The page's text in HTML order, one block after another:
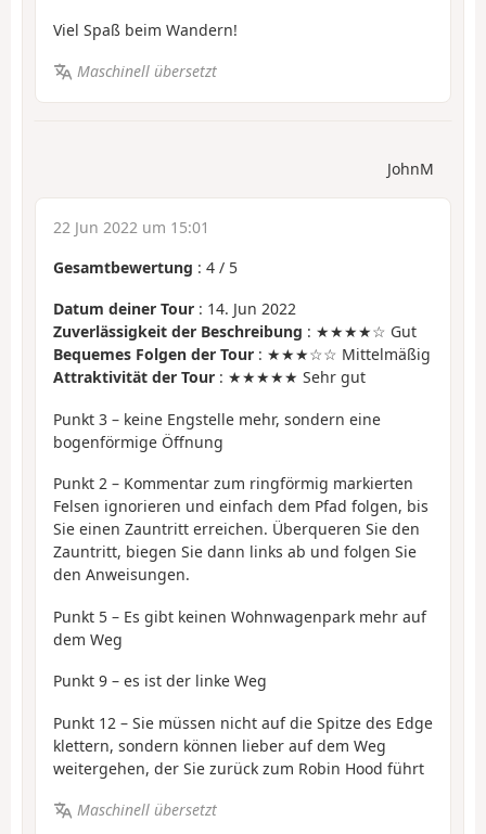
Viel Spaß beim Wandern!
Maschinell übersetzt
JohnM
22 Jun 2022 um 15:01
Gesamtbewertung : 4 / 5
Datum deiner Tour : 14. Jun 2022
Zuverlässigkeit der Beschreibung : ★★★★☆ Gut
Bequemes Folgen der Tour : ★★★☆☆ Mittelmäßig
Attraktivität der Tour : ★★★★★ Sehr gut
Punkt 3 – keine Engstelle mehr, sondern eine
bogenförmige Öffnung
Punkt 2 – Kommentar zum ringförmig markierten
Felsen ignorieren und einfach dem Pfad folgen, bis
Sie einen Zauntritt erreichen. Überqueren Sie den
Zauntritt, biegen Sie dann links ab und folgen Sie
den Anweisungen.
Punkt 5 – Es gibt keinen Wohnwagenpark mehr auf
dem Weg
Punkt 9 – es ist der linke Weg
Punkt 12 – Sie müssen nicht auf die Spitze des Edge
klettern, sondern können lieber auf dem Weg
weitergehen, der Sie zurück zum Robin Hood führt
Maschinell übersetzt